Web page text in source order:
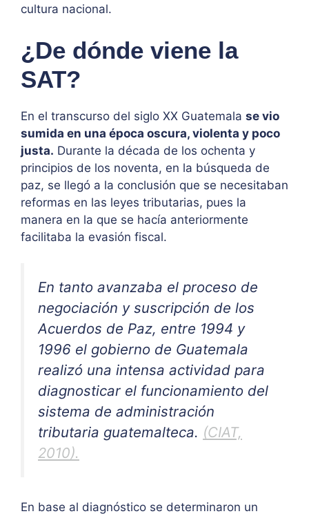
cultura nacional.
¿De dónde viene la
SAT?
En el transcurso del siglo XX Guatemala se vio
sumida en una época oscura, violenta y poco
justa. Durante la década de los ochenta y
principios de los noventa, en la búsqueda de
paz, se llegó a la conclusión que se necesitaban
reformas en las leyes tributarias, pues la
manera en la que se hacía anteriormente
facilitaba la evasión fiscal.
En tanto avanzaba el proceso de
negociación y suscripción de los
Acuerdos de Paz, entre 1994 y
1996 el gobierno de Guatemala
realizó una intensa actividad para
diagnosticar el funcionamiento del
sistema de administración
tributaria guatemalteca. (CIAT,
2010).
En base al diagnóstico se determinaron un